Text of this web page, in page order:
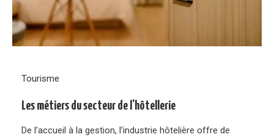
Tourisme
Les métiers du secteur de l’hôtellerie
De l’accueil à la gestion, l’industrie hôtelière offre de